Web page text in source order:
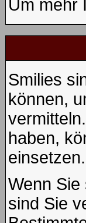
Um mehr
Smilies
können,
haben,
einsetzen.
Wenn
sind Sie